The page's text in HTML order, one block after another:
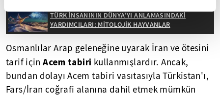
TÜRK İNSANININ DÜNYA'YI ANLAMASINDAKİ
YARDIMCILARI: MİTOLOJİK HAYVANLAR
Osmanlılar Arap geleneğine uyarak İran ve ötesini
tarif içinAcem tabiri kullanmışlardır. Ancak,
bundan dolayı Acem tabiri vasıtasıyla Türkistan'ı,
Fars/İran coğrafi alanına dahil etmek mümkün